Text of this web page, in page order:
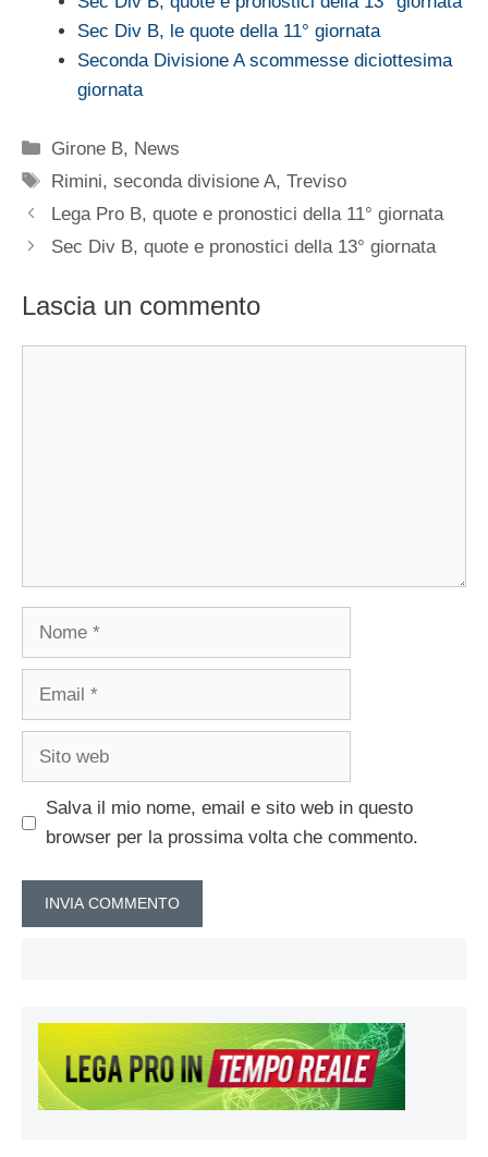
Sec Div B, le quote della 11° giornata
Seconda Divisione A scommesse diciottesima
giornata
Categorie
Girone B, News
Tag
Rimini,seconda divisione A,Treviso
Lega Pro B, quote e pronostici della 11° giornata
Sec Div B, quote e pronostici della 13° giornata
Lascia un commento
Nome
Email
Sito
Salva il mio nome, email e sito web in questo
browser per la prossima volta che commento.